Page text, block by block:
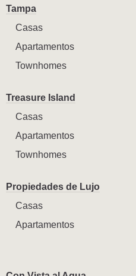
Tampa
Casas
Apartamentos
Townhomes
Treasure Island
Casas
Apartamentos
Townhomes
Propiedades de Lujo
Casas
Apartamentos